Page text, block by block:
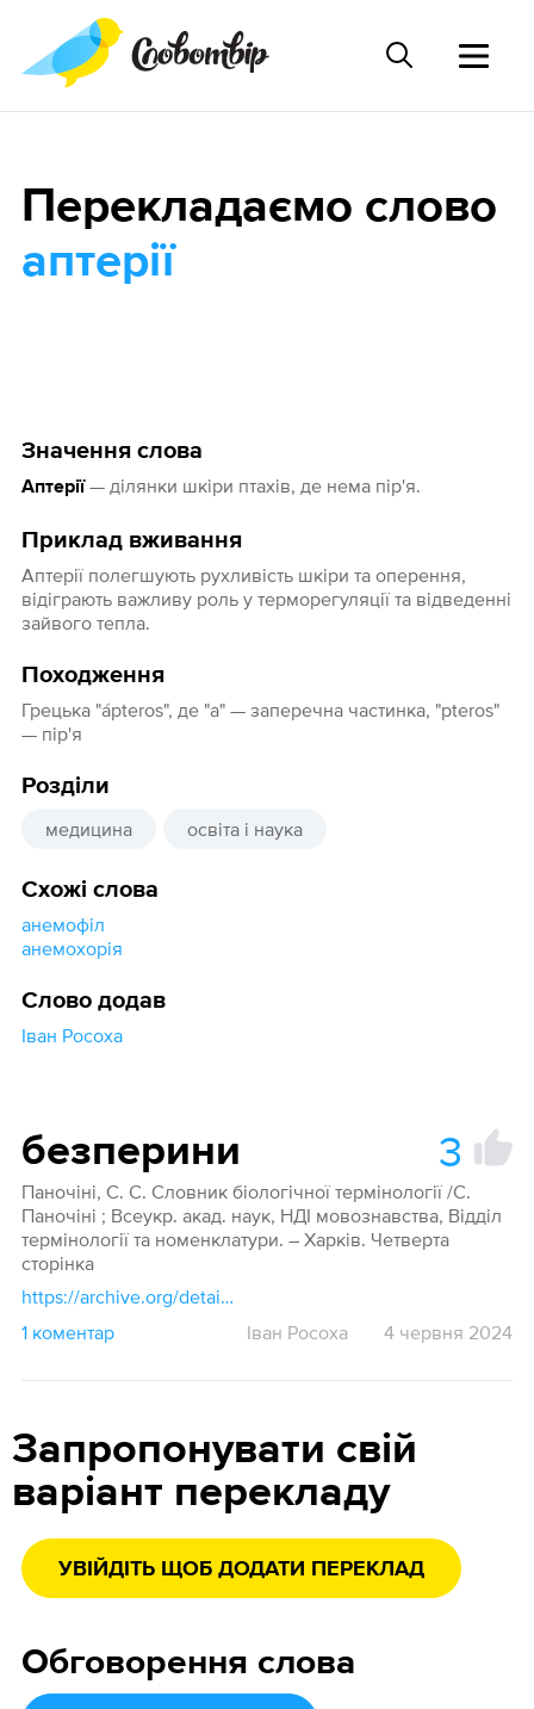
Значення слова
Аптерії— ділянки шкіри птахів, де нема пір'я.
Приклад вживання
Аптерії полегшують рухливість шкіри та оперення,
відіграють важливу роль у терморегуляції та відведенні
зайвого тепла.
Походження
Грецька "áрteros", де "а" — заперечна частинка, "pteros"
— пір'я
Розділи
медицина освіта і наука
Схожі слова
анемофіл
анемохорія
Слово додав
Іван Росоха
Перекладаємо слово
аптерії
безперини 3
Паночіні, С. С. Словник біологічної термінології /С.
Паночіні ; Всеукр. акад. наук, НДІ мовознавства, Відділ
термінології та номенклатури. – Харків. Четверта
сторінка
https://archive.org/details/slovnik14/page/n12/mode/1up
1 коментар
Іван Росоха 4 червня 2024
Запропонувати свій
варіант перекладу
УВІЙДІТЬ ЩОБ ДОДАТИ ПЕРЕКЛАД
Обговорення слова